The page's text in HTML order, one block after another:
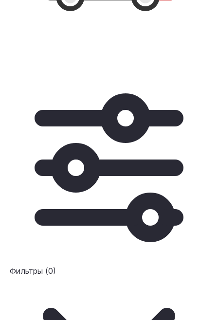
Фильтры (0)